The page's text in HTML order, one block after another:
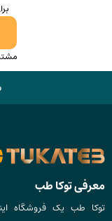
معرفی توکا طب
توکا طب یک فروشگاه